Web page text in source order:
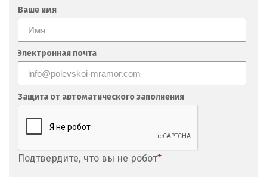
Нефтеюганск
Нижний Новгород
Нижний Тагил
Новгород
Новокоалиновый
Ваше имя
Электронная почта
Защита от автоматического заполнения
Подтвердите, что вы не робот*